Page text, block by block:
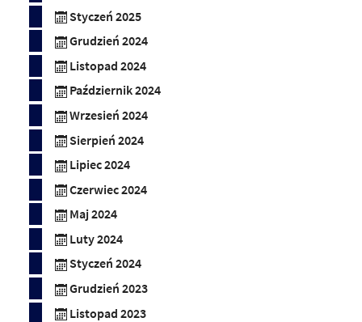
Styczeń 2025
Grudzień 2024
Listopad 2024
Październik 2024
Wrzesień 2024
Sierpień 2024
Lipiec 2024
Czerwiec 2024
Maj 2024
Luty 2024
Styczeń 2024
Grudzień 2023
Listopad 2023